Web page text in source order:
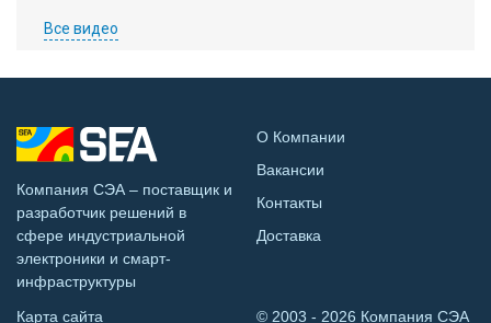
Все видео
Компания СЭА – поставщик и
разработчик решений в
сфере индустриальной
электроники и смарт-
инфраструктуры
О Компании
Вакансии
Контакты
Доставка
Карта сайта © 2003 - 2026 Компания СЭА